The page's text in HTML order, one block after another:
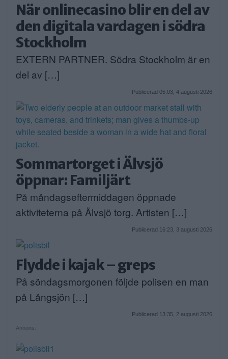
När onlinecasino blir en del av
den digitala vardagen i södra
Stockholm
EXTERN PARTNER. Södra Stockholm är en
del av […]
Publicerad 05:03, 4 augusti 2026
Sommartorget i Älvsjö
öppnar: Familjärt
På måndagseftermiddagen öppnade
aktiviteterna på Älvsjö torg. Artisten […]
Publicerad 16:23, 3 augusti 2026
Flydde i kajak – greps
På söndagsmorgonen följde polisen en man
på Långsjön […]
Publicerad 13:35, 2 augusti 2026
Annons: